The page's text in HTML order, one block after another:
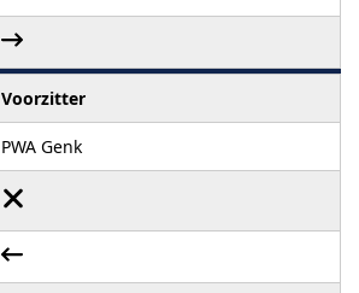
Voorzitter
PWA Genk